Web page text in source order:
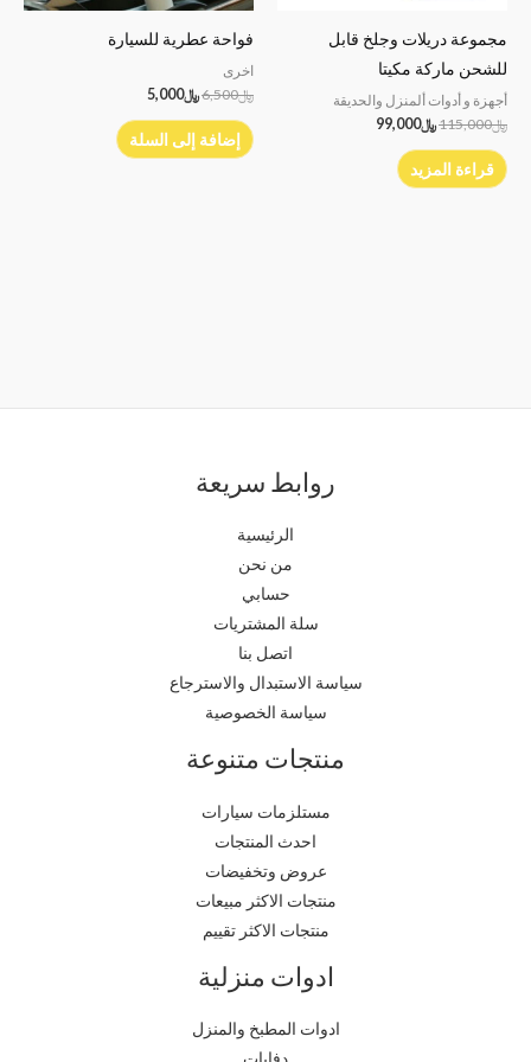
مجموعة دريلات وجلخ قابل
للشحن ماركة مكيتا
أجهزة و أدوات ألمنزل والحديقة
﷼115,000﷼99,000
قراءة المزيد
فواحة عطرية للسيارة
اخرى
﷼6,500﷼5,000
إضافة إلى السلة
روابط سريعة
الرئيسية
من نحن
حسابي
سلة المشتريات
اتصل بنا
سياسة الاستبدال والاسترجاع
سياسة الخصوصية
منتجات متنوعة
مستلزمات سيارات
احدث المنتجات
عروض وتخفيضات
منتجات الاكثر مبيعات
منتجات الاكثر تقييم
ادوات منزلية
ادوات المطبخ والمنزل